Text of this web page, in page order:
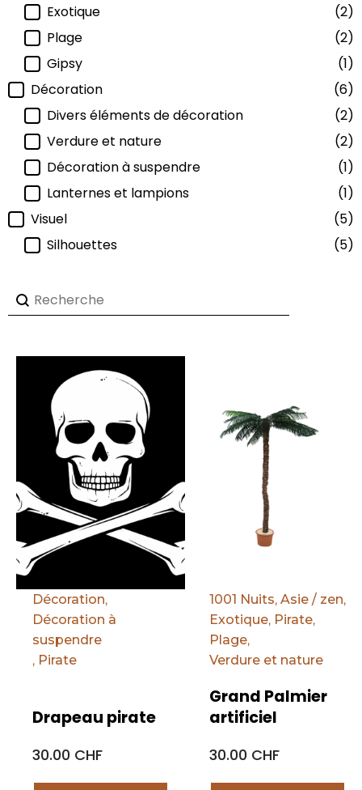
Exotique
(2)
Plage
(2)
Gipsy
(1)
Décoration
(6)
Divers éléments de décoration
(2)
Verdure et nature
(2)
Décoration à suspendre
(1)
Lanternes et lampions
(1)
Visuel
(5)
Silhouettes
(5)
Recherche-produits
Rechercher
Décoration,
Décoration à
suspendre
, Pirate
Drapeau pirate
30.00 CHF
1001 Nuits, Asie / zen,
Exotique, Pirate,
Plage,
Verdure et nature
Grand Palmier
artificiel
30.00 CHF